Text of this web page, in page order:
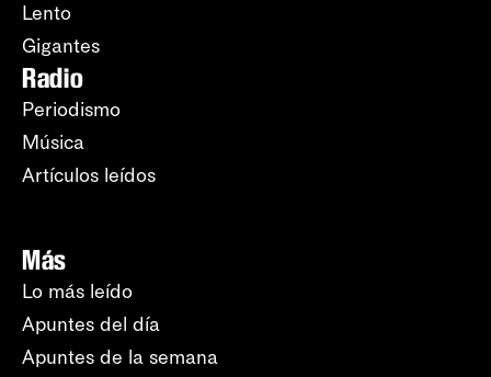
Lento
Gigantes
Radio
Periodismo
Música
Artículos leídos
Más
Lo más leído
Apuntes del día
Apuntes de la semana